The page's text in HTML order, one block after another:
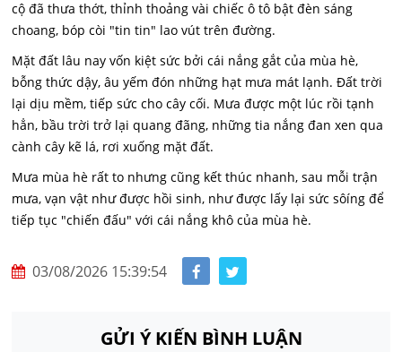
cộ đã thưa thớt, thỉnh thoảng vài chiếc ô tô bật đèn sáng
choang, bóp còi "tin tin" lao vút trên đường.
Mặt đất lâu nay vốn kiệt sức bởi cái nắng gắt của mùa hè,
bỗng thức dậy, âu yếm đón những hạt mưa mát lạnh. Đất trời
lại dịu mềm, tiếp sức cho cây cối. Mưa được một lúc rồi tạnh
hẳn, bầu trời trở lại quang đãng, những tia nắng đan xen qua
cành cây kẽ lá, rơi xuống mặt đất.
Mưa mùa hè rất to nhưng cũng kết thúc nhanh, sau mỗi trận
mưa, vạn vật như được hồi sinh, như được lấy lại sức sôíng để
tiếp tục "chiến đấu" với cái nắng khô của mùa hè.
03/08/2026 15:39:54
GỬI Ý KIẾN BÌNH LUẬN